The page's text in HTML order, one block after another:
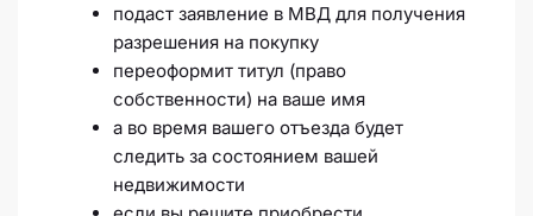
подаст заявление в МВД для получения
разрешения на покупку
переоформит титул (право
собственности) на ваше имя
а во время вашего отъезда будет
следить за состоянием вашей
недвижимости